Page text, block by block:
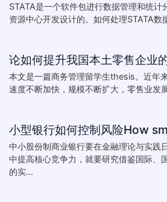
STATA是一个软件包进行数据管理和统计
资源中心开发设计的。如何处理STATA数
本文是一篇商务管理留学生thesis。近年
速度不断加快，规模不断扩大，零售业发
中小股份制商业银行要在金融理论与实践
中提高核心竞争力，就要研究借鉴国际、
的实...